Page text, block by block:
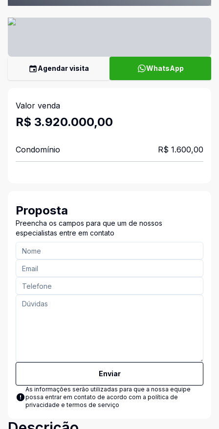
Agendar visita WhatsApp
Valor venda
R$ 3.920.000,00
Condomínio R$ 1.600,00
Proposta
Preencha os campos para que um de nossos
especialistas entre em contato
Enviar
As informações serão utilizadas para que a nossa equipe
possa entrar em contato de acordo com a política de
privacidade e termos de serviço